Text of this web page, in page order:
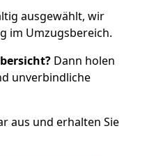
ausgewählt, wir
im Umzugsbereich.
Dann holen
unverbindliche
aus und erhalten Sie